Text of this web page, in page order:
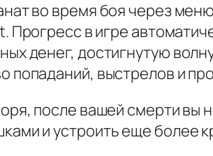
во время боя через
Прогресс в игре
денег, достигнутую
попаданий, выстрелов и
после вашей смерти вы
и устроить еще более